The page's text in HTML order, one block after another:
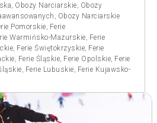
, Obozy Narciarskie, Obozy
, Obozy Narciarskie
Pomorskie, Ferie
Warmińsko-Mazurskie, Ferie
, Ferie Świętokrzyskie, Ferie
, Ferie Śląskie, Ferie Opolskie, Ferie
, Ferie Lubuskie, Ferie Kujawsko-